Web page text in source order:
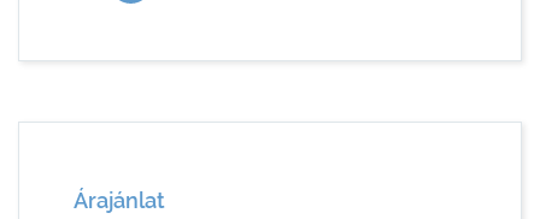
Árajánlat